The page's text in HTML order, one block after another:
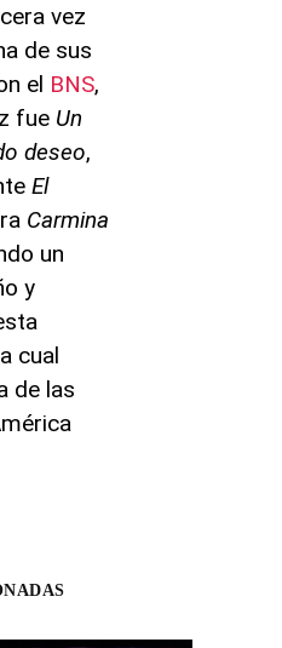
vez
de sus
el BNS,
fue Un
deseo,
El
Carmina
un
y
cual
de las